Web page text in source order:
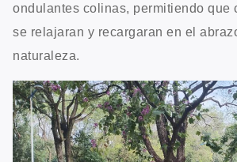
ondulantes colinas, permitiendo que
se relajaran y recargaran en el
naturaleza.